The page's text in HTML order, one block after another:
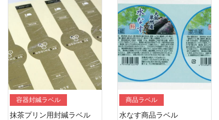
容器封緘ラベル
抹茶プリン用封緘ラベル
商品ラベル
水なす商品ラベル